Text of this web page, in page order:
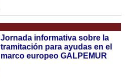
Jornada informativa sobre la
tramitación para ayudas en el
marco europeo GALPEMUR